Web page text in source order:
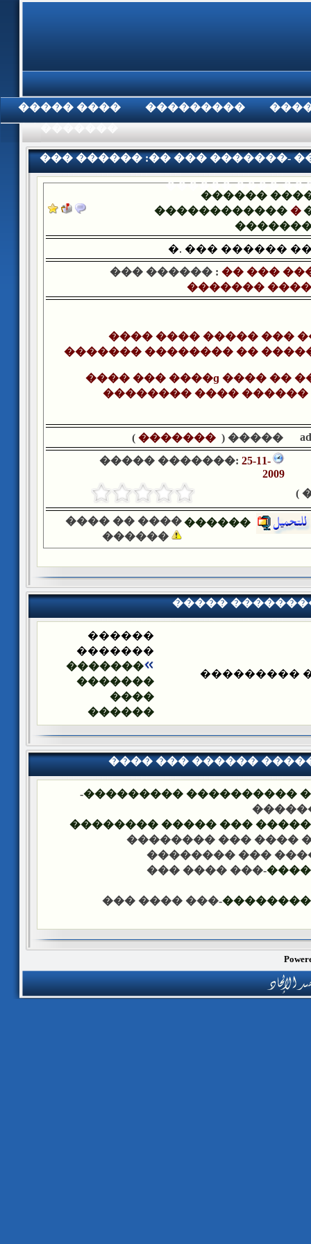
���� ����� ���������
��� ������ :�� ��� �������-
������ ����
������
�������������
�. ��� ������
��� ������ : �� ���
�������
���� ���� ����� ���
������� �������� ��
���� ��� ����ɡ ���� ��
�������� ���� ������
����� (
�������
)
����� �������: 25-11-
2009
���� �� ����
������
������
�����
�����
������
�������
�������
�������
����
������
���� ��� ������
�������� �� ���
-
���
���� ����� �������� ���
-��� ���� ���
-��� ���� ���
-��� ���� ���
������
-��� ���� ���